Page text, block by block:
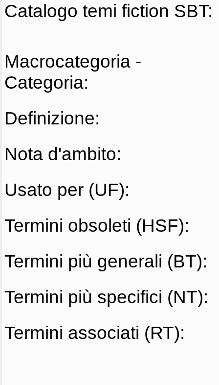
Catalogo temi fiction SBT:
Macrocategoria -
Categoria:
Definizione:
Nota d'ambito:
Usato per (UF):
Termini obsoleti (HSF):
Termini più generali (BT):
Termini più specifici (NT):
Termini associati (RT):